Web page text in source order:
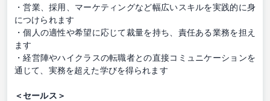
・営業、採用、マーケティングなど幅広いスキルを実践的に身
につけられます
・個人の適性や希望に応じて裁量を持ち、責任ある業務を担え
ます
・経営陣やハイクラスの転職者との直接コミュニケーションを
通じて、実務を超えた学びを得られます
＜セールス＞